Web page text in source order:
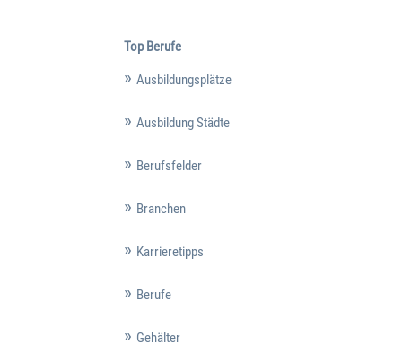
Top Berufe
Ausbildungsplätze
Ausbildung Städte
Berufsfelder
Branchen
Karrieretipps
Berufe
Gehälter